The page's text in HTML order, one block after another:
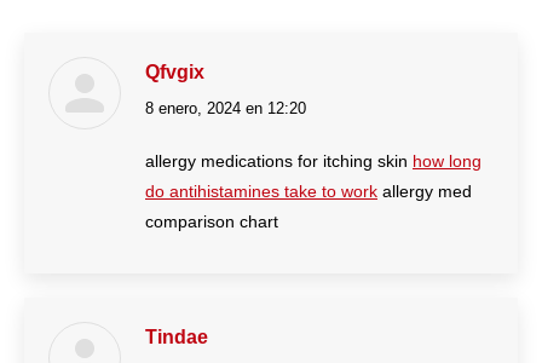
Qfvgix
dice:
8 enero, 2024 en 12:20
allergy medications for itching skin how long
do antihistamines take to work allergy med
comparison chart
Tindae